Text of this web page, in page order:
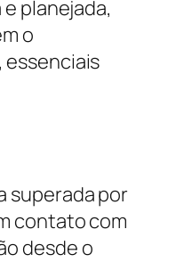
planejada,
o
essenciais
superada por
contato com
desde o